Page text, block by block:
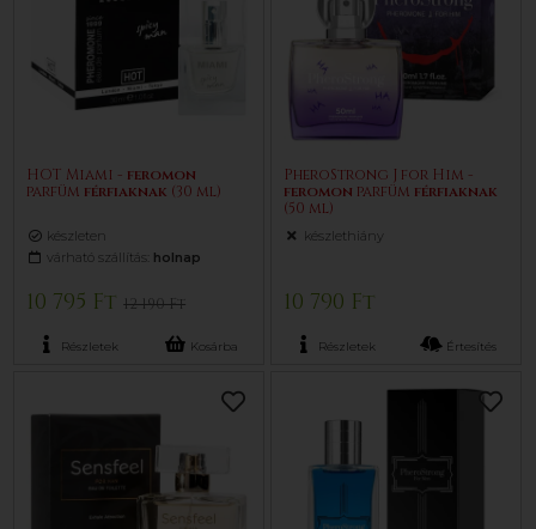
HOT Miami - feromon
parfüm férfiaknak (30 ml)
készleten
várható szállítás: holnap
10 795 Ft12 190 Ft
Részletek Kosárba
PheroStrong J for Him -
feromon parfüm férfiaknak
(50 ml)
készlethiány
10 790 Ft
Részletek Értesítés